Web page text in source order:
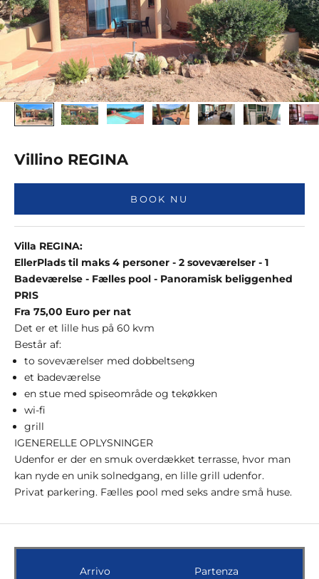
Villino REGINA
BOOK NU
Villa REGINA:
EllerPlads til maks 4 personer - 2 soveværelser - 1
Badeværelse - Fælles pool - Panoramisk beliggenhed
PRIS
Fra 75,00 Euro per nat
Det er et lille hus på 60 kvm
Består af:
to soveværelser med dobbeltseng
et badeværelse
en stue med spiseområde og tekøkken
wi-fi
grill
IGENERELLE OPLYSNINGER
Udenfor er der en smuk overdækket terrasse, hvor man
kan nyde en unik solnedgang, en lille grill udenfor.
Privat parkering. Fælles pool med seks andre små huse.
Arrivo Partenza